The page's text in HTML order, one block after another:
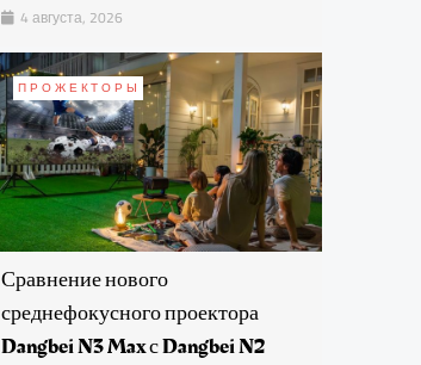
4 августа, 2026
ПРОЖЕКТОРЫ
Сравнение нового
среднефокусного проектора
Dangbei N3 Max с Dangbei N2